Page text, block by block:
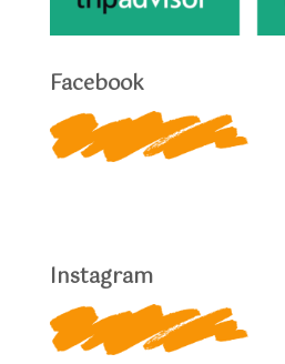
Facebook
Instagram